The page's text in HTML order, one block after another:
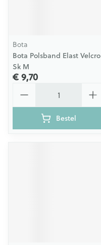
Bota
Bota Polsband Elast Velcro
Sk M
€ 9,70
Bestel